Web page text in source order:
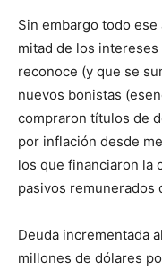
Sin embargo todo
mitad de los
reconoce (y que se
nuevos bonistas
compraron títulos de
por inflación desde
los que financiaron la
pasivos remunerados
Deuda incrementada
millones de dólares